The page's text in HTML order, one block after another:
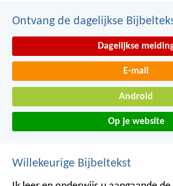
Ontvang de dagelijkse
Dagelijkse
E-mail
Android
Op je website
Willekeurige Bijbeltekst